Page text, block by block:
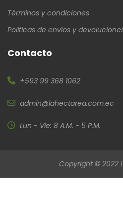
Términos y condiciones
Políticas de envíos y
Contacto
+593 99 368 1062
admin@lahectarea.com.ec
Lun - Vie: 8 A.M. - 5 P.M.
Copyright © 2022